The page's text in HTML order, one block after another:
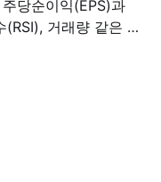
당순이익(EPS)과
거래량 같은 기
입니다. 하나의 지표